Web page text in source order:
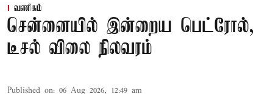
வணிகம்
சென்னையில் இன்றைய பெட்ரோல்,
டீசல் விலை நிலவரம்
Published on: 06 Aug 2026, 12:49 am